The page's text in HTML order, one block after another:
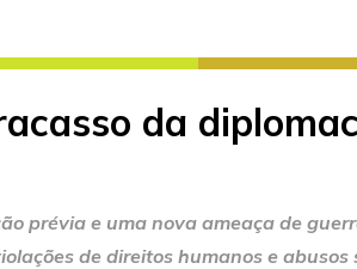
da
prévia e uma nova ameaça de
de direitos humanos e